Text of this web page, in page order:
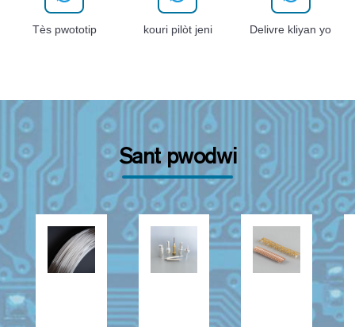
Tès pwototip kouri pilòt jeni Delivre kliyan yo
Sant pwodwi